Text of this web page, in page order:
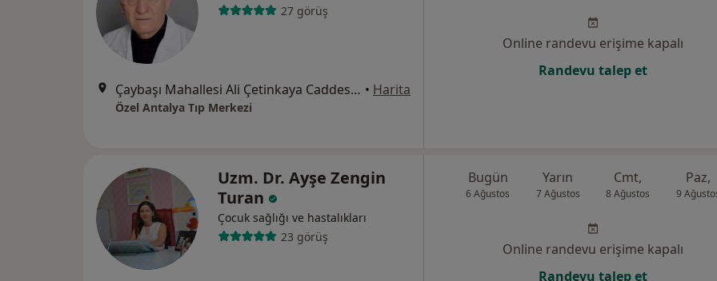
27 görüş
Çaybaşı Mahallesi Ali Çetinkaya Caddesi No:156, Muratpaşa • Harita
Özel Antalya Tıp Merkezi
Online randevu erişime kapalı
Randevu talep et
Uzm. Dr. Ayşe Zengin
Turan
Çocuk sağlığı ve hastalıkları
23 görüş
Bugün
6 Ağustos
Yarın
7 Ağustos
Cmt,
8 Ağustos
Paz,
9
Online randevu erişime kapalı
Randevu talep et